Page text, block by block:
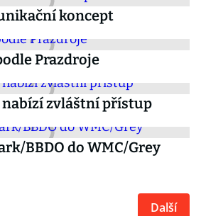
koncept
Prazdroje
nabízí zvláštní přístup
BBDO do WMC/Grey
Další